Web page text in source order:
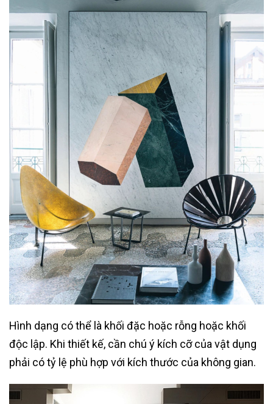
Hình dạng có thể là khối đặc hoặc rỗng hoặc khối
độc lập. Khi thiết kế, cần chú ý kích cỡ của vật dụng
phải có tỷ lệ phù hợp với kích thước của không gian.